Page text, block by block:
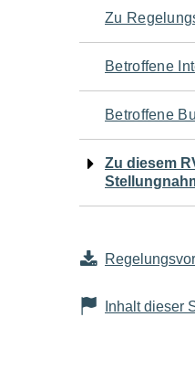
den
Zu
Betroffene
Betroffene
Zu diesem
Inhalt dieser